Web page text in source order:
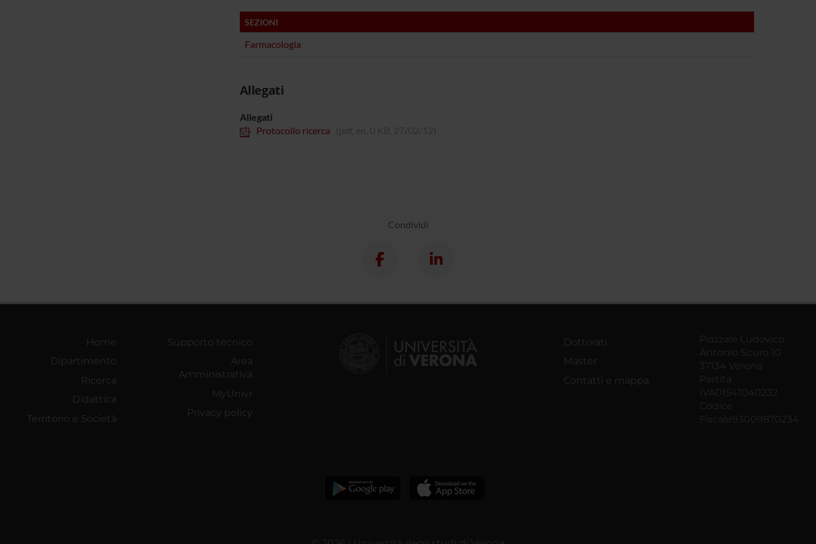
SEZIONI
Farmacologia
Allegati
Allegati
Protocollo ricerca
Condividi
Home
Dipartimento
Ricerca
Didattica
Territorio e Società
Supporto tecnico
Area
Amministrativa
MyUnivr
Privacy policy
Dottorati
Master
Contatti e mappa
Piazzale Ludovico
Antonio Scuro 10
37134 Verona
Partita
IVA01541040232
Codice
Fiscale93009870234